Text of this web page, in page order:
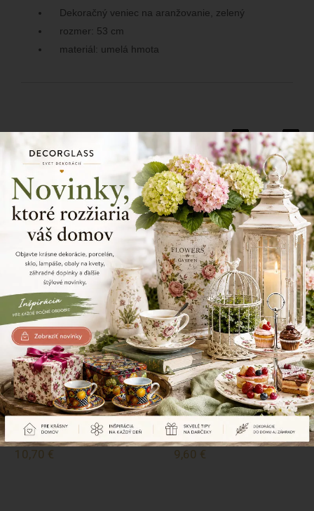
Dekoračný veniec na aranžovanie, zelený
rozmer: 53 cm
materiál: umelá hmota
60/183
Zdielajte tento produkt
Naposledy prezerané produkty
Dekoračná klietka, kovová s
vtáčikom, biela, 38 cm
10,70 €
Dekoračná klietka, kovová s
vtáčikom, biela, 33 cm
9,60 €